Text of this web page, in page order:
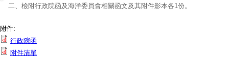
二、檢附行政院函及海洋委員會相關函文及其附件影本各1份。
附件:
行政院函
附件清單